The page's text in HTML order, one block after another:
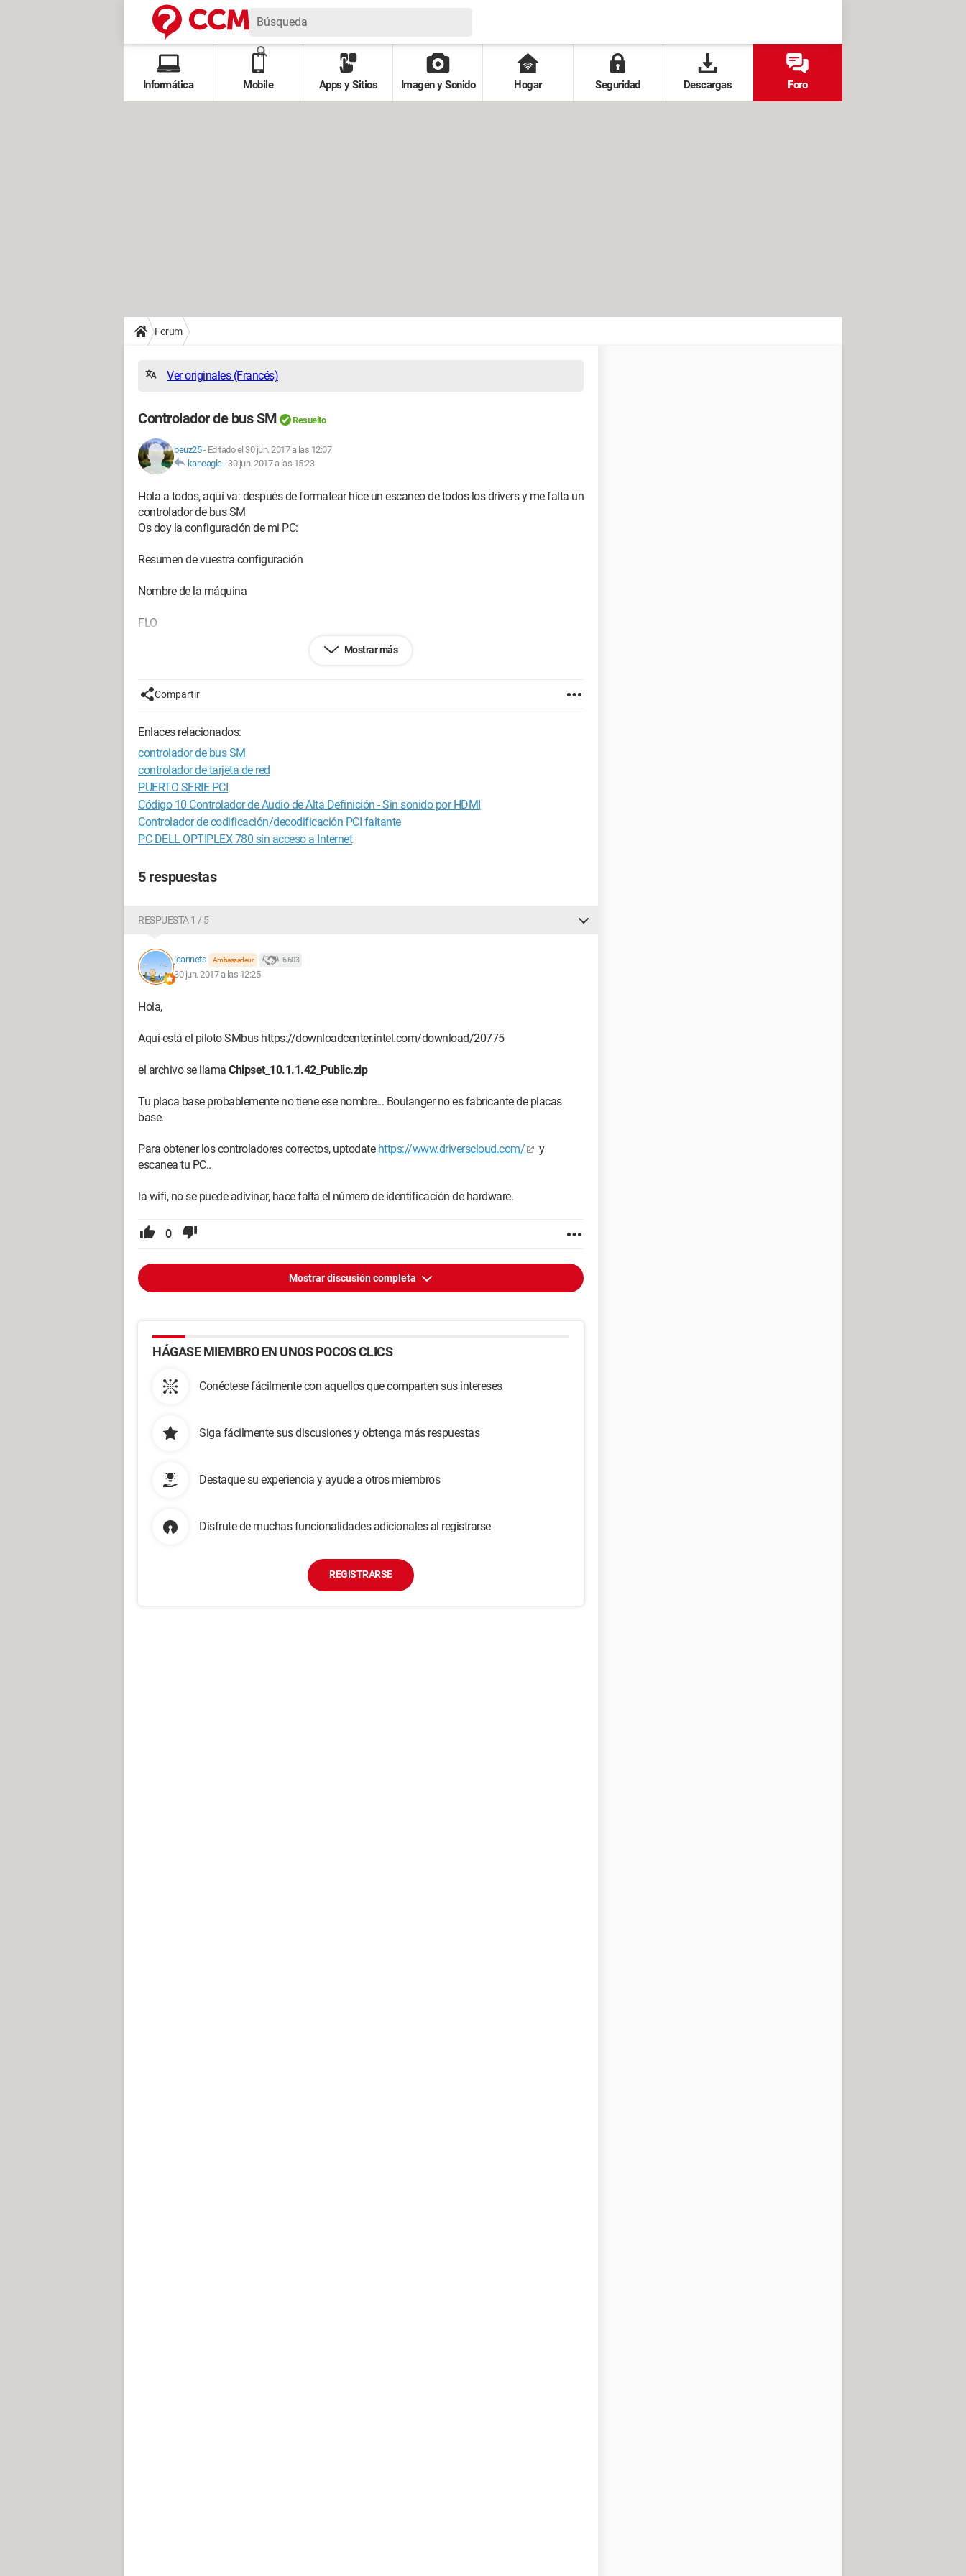
Informática Mobile Apps y Sitios Imagen y Sonido Hogar Seguridad Descargas Foro
Forum
Ver originales (Francés)
Controlador de bus SM Resuelto
beuz25- Editado el 30 jun. 2017 a las 12:07
kaneagle- 30 jun. 2017 a las 15:23
Hola a todos, aquí va: después de formatear hice un escaneo de todos los drivers y me falta un
controlador de bus SM
Os doy la configuración de mi PC:
Resumen de vuestra configuración
Nombre de la máquina
FLO
Microsoft Windows 8.1 Professional 64 bits (build 6.3.9600)
essentialb Smart'MOUV series 1.0 (BIOS 606)
Procesador
Intel Celeron N2910 1,60 GHz (Intel64 Family 6 Model 55 Stepping 3)
Memoria
HMT351S6EFR8A-PB A1_bank0 (4 Go)
Tarjeta gráfica
Intel HD Graphics
Tarjeta de red
Tarjeta n° 1: Realtek PCIe FE Family Controller
Controlador de bus SM
Ningún controlador está instalado para este dispositivo
Ningún controlador está disponible para este dispositivo
muchas gracias por todas sus respuestas reports cordialmente
tengo un segundo problema, el wifi no funciona ¿cómo lo ilumino o dónde hay que instalar un
controlador inalámbrico y cuáles son, gracias a toda la comunidad
Mostrar más
Compartir
Enlaces relacionados:
controlador de bus SM
controlador de tarjeta de red
PUERTO SERIE PCI
Código 10 Controlador de Audio de Alta Definición - Sin sonido por HDMI
Controlador de codificación/decodificación PCI faltante
PC DELL OPTIPLEX 780 sin acceso a Internet
5 respuestas
RESPUESTA 1 / 5
jeannets Ambassadeur 6 603
30 jun. 2017 a las 12:25
Hola,
Aquí está el piloto SMbus https://downloadcenter.intel.com/download/20775
el archivo se llama Chipset_10.1.1.42_Public.zip
Tu placa base probablemente no tiene ese nombre... Boulanger no es fabricante de placas
base.
Para obtener los controladores correctos, uptodate https://www.driverscloud.com/
y
escanea tu PC..
la wifi, no se puede adivinar, hace falta el número de identificación de hardware.
0
Mostrar discusión completa
HÁGASE MIEMBRO EN UNOS POCOS CLICS
Conéctese fácilmente con aquellos que comparten sus intereses
Siga fácilmente sus discusiones y obtenga más respuestas
Destaque su experiencia y ayude a otros miembros
Disfrute de muchas funcionalidades adicionales al registrarse
REGISTRARSE